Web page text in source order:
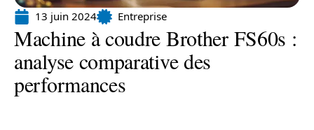
13 juin 2024 Entreprise
Machine à coudre Brother FS60s :
analyse comparative des
performances